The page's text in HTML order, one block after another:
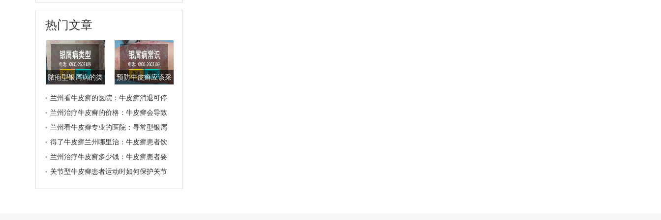
热门文章
脓疱型银屑病的类
预防牛皮癣应该采
兰州看牛皮癣的医院：牛皮癣消退可停
药?
兰州治疗牛皮癣的价格：牛皮癣会导致
的危害
兰州看牛皮癣专业的医院：寻常型银屑
病初期容易扩散吗?
得了牛皮癣兰州哪里治：牛皮癣患者饮
食要健康，应该忌口什么食物呢?
兰州治疗牛皮癣多少钱：牛皮癣患者要
避免吃早餐的这3种误区
关节型牛皮癣患者运动时如何保护关节